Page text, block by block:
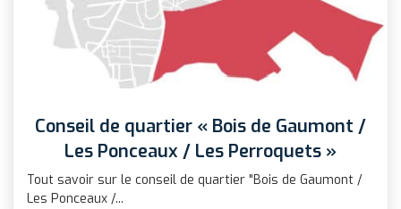
Conseil de quartier « Bois de Gaumont /
Les Ponceaux / Les Perroquets »
Tout savoir sur le conseil de quartier "Bois de Gaumont /
Les Ponceaux /...